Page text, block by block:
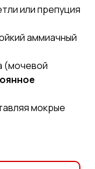
или препуция
аммиачный
(мочевой
мокрые